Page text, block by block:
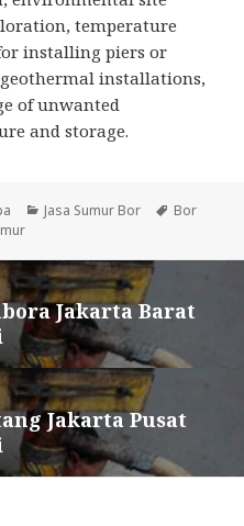
temperature
installing piers or
installations,
of unwanted
and storage.
Categories
Jasa Sumur Bor Tags
Bor
Jakarta Barat
Jakarta Pusat